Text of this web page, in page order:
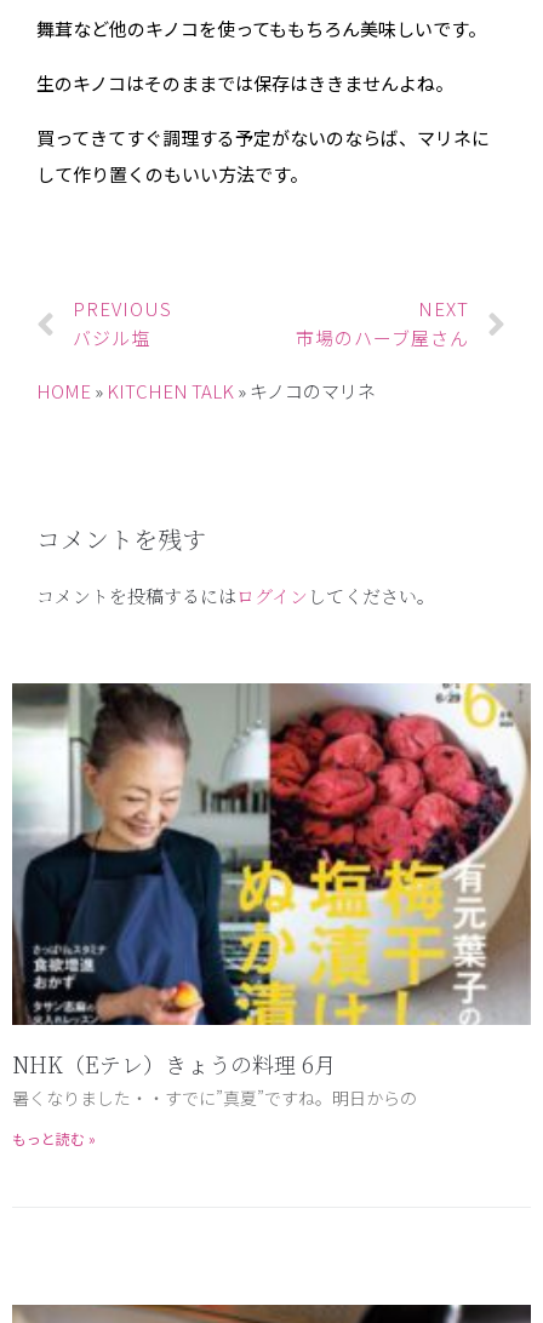
舞茸など他のキノコを使ってももちろん美味しいです。
生のキノコはそのままでは保存はききませんよね。
買ってきてすぐ調理する予定がないのならば、マリネに
して作り置くのもいい方法です。
PREVIOUS
バジル塩
NEXT
市場のハーブ屋さん
HOME » KITCHEN TALK »キノコのマリネ
コメントを残す
コメントを投稿するにはログイン してください。
NHK（Eテレ）きょうの料理 6月
暑くなりました・・すでに”真夏”ですね。明日からの
もっと読む »